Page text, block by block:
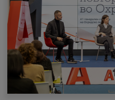
МК SQ
Приватни Деловни
Поддршка
Надополни кредит